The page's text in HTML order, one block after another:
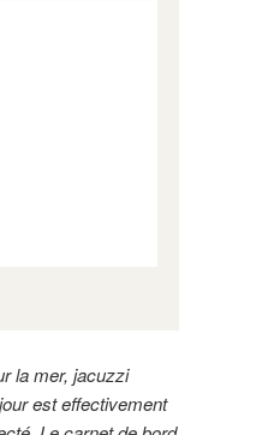
la mer, jacuzzi
est effectivement